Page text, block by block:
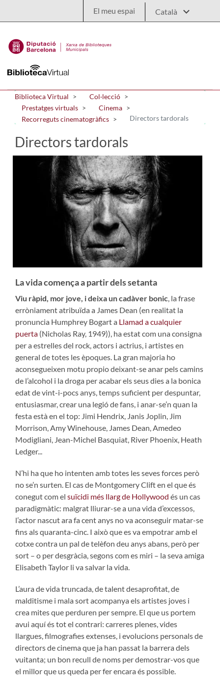
El meu espai
Biblioteca Virtual
Col·lecció
Prestatges virtuals
Cinema
Recorreguts cinematogràfics
Directors tardorals
Directors tardorals
La vida comença a partir dels setanta
Viu ràpid, mor jove, i deixa un cadàver bonic , la frase
erròniament atribuïda a James Dean (en realitat la
pronuncia Humphrey Bogart a Llamad a cualquier
puerta (Nicholas Ray, 1949)), ha estat com una consigna
per a estrelles del rock, actors i actrius, i artistes en
general de totes les èpoques. La gran majoria ho
aconsegueixen motu propio deixant-se anar pels camins
de l’alcohol i la droga per acabar els seus dies a la bonica
edat de vint-i-pocs anys, temps suficient per despuntar,
entusiasmar, crear una legió de fans, i anar-se’n quan la
festa està en el top: Jimi Hendrix, Janis Joplin, Jim
Morrison, Amy Winehouse, James Dean, Amedeo
Modigliani, Jean-Michel Basquiat, River Phoenix, Heath
Ledger...
N’hi ha que ho intenten amb totes les seves forces però
no se’n surten. El cas de Montgomery Clift en el que és
conegut com el suïcidi més llarg de Hollywood és un cas
paradigmàtic: malgrat lliurar-se a una vida d’excessos,
l’actor nascut ara fa cent anys no va aconseguir matar-se
fins als quaranta-cinc. I això que es va empotrar amb el
cotxe contra un pal de telèfon deu anys abans, però per
sort – o per desgràcia, segons com es miri – la seva amiga
Elisabeth Taylor li va salvar la vida.
L’aura de vida truncada, de talent desaprofitat, de
malditisme i mala sort acompanya els artistes joves i
crea mites que perduren per sempre. El que us portem
avui aquí és tot el contrari: carreres plenes, vides
llargues, filmografies extenses, i evolucions personals de
directors de cinema que ja han passat la barrera dels
vuitanta; un bon recull de noms per demostrar-vos que
el millor que us queda per fer encara és possible.